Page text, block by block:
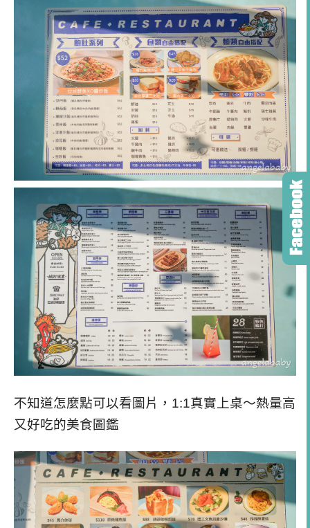
不知道怎麼點可以看圖片，1:1真實上桌～熱量高
又好吃的美食圖鑑